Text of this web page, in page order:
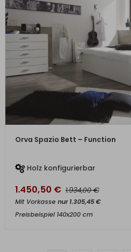
ZUM PRODUKT
Orva Spazio Bett – Function
Holz konfigurierbar
1.450,50 € 1.934,00€
Mit Vorkasse nur1.305,45€
Preisbeispiel 140x200 cm